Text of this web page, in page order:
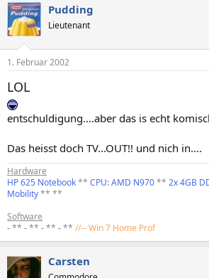
Pudding
Lieutenant
1. Februar 2002
LOL
entschuldigung....aber das is echt
Das heisst doch TV...OUT!! und nich in....
Hardware
HP 625 Notebook** CPU: AMD N970** 2x 4GB
Mobility** **
Software
-** -** -** -** //-- Win 7 Home Prof
Carsten